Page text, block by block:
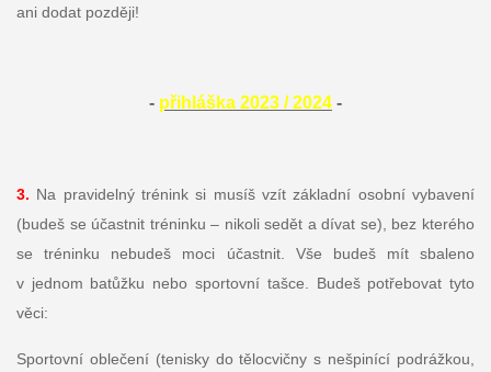
ani dodat později!
- přihláška 2023 / 2024 -
3. Na pravidelný trénink si musíš vzít základní osobní vybavení
(budeš se účastnit tréninku – nikoli sedět a dívat se), bez kterého
se tréninku nebudeš moci účastnit. Vše budeš mít sbaleno
v jednom batůžku nebo sportovní tašce. Budeš potřebovat tyto
věci:
Sportovní oblečení (tenisky do tělocvičny s nešpinící podrážkou,